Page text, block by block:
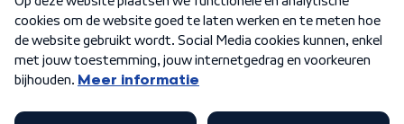
Algemene voorwaarden Privacybeleid